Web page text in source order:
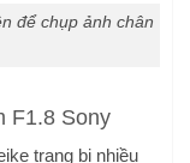
để chụp ảnh chân
F1.8 Sony
trang bị nhiều